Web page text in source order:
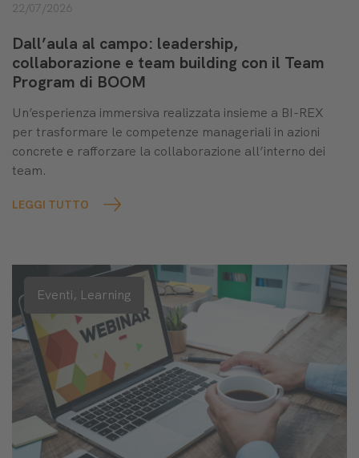
22/07/2026
Dall’aula al campo: leadership,
collaborazione e team building con il Team
Program di BOOM
Un’esperienza immersiva realizzata insieme a BI-REX
per trasformare le competenze manageriali in azioni
concrete e rafforzare la collaborazione all’interno dei
team.
LEGGI TUTTO
Eventi, Learning